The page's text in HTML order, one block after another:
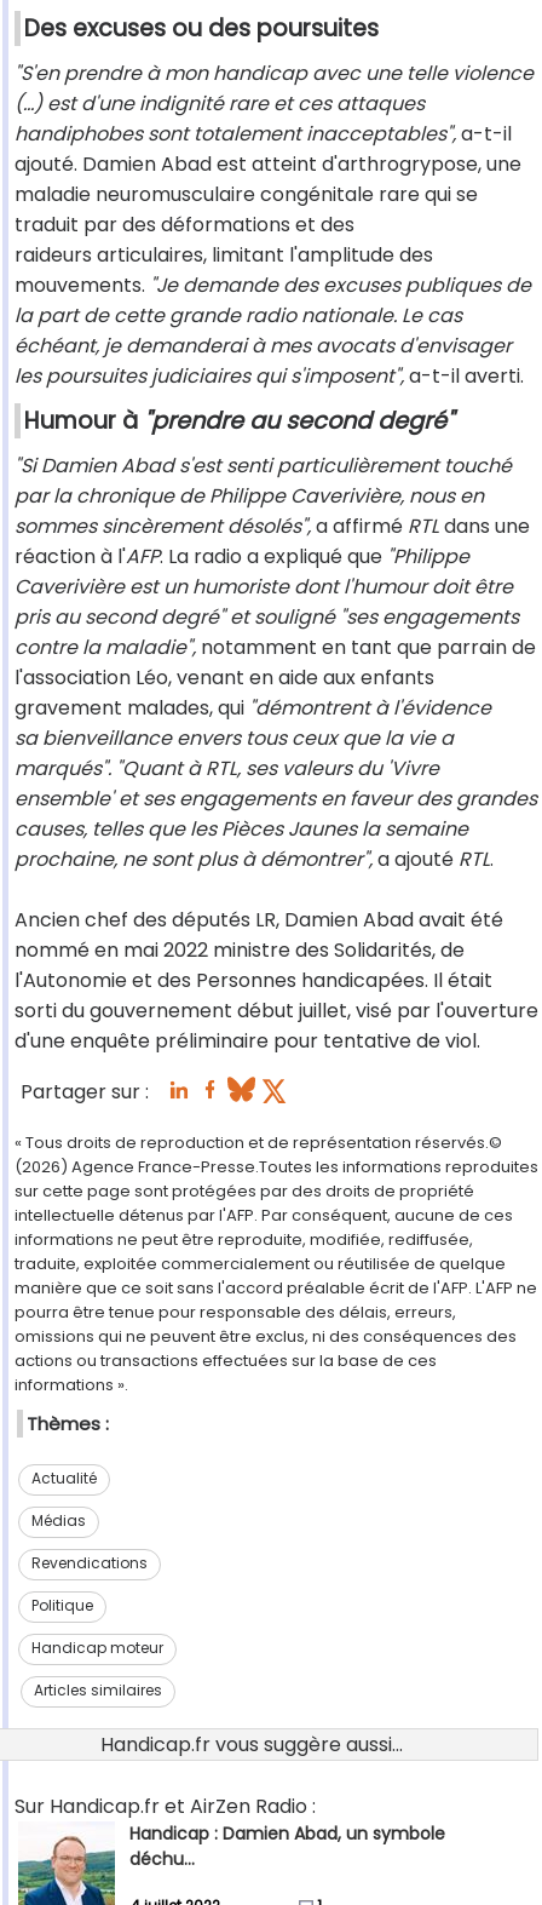
Des excuses ou des poursuites
"S'en prendre à mon handicap avec une telle violence
(...) est d'une indignité rare et ces attaques
handiphobes sont totalement inacceptables",a-t-il
ajouté. Damien Abad est atteint d'arthrogrypose, une
maladie neuromusculaire congénitale rare qui se
traduit par des déformations et des
raideurs articulaires, limitant l'amplitude des
mouvements. "Je demande des excuses publiques de
la part de cette grande radio nationale. Le cas
échéant, je demanderai à mes avocats d'envisager
les poursuites judiciaires qui s'imposent",a-t-il averti.
Humour à "prendre au second degré"
"Si Damien Abad s'est senti particulièrement touché
par la chronique de Philippe Caverivière, nous en
sommes sincèrement désolés",a affirmé RTLdans une
réaction à l'AFP. La radio a expliqué que "Philippe
Caverivière est un humoriste dont l'humour doit être
pris au second degré" et souligné "ses engagements
contre la maladie", notamment en tant que parrain de
l'association Léo, venant en aide aux enfants
gravement malades, qui "démontrent à l'évidence
sa bienveillance envers tous ceux que la vie a
marqués". "Quant à RTL, ses valeurs du 'Vivre
ensemble' et ses engagements en faveur des grandes
causes, telles que les Pièces Jaunes la semaine
prochaine, ne sont plus à démontrer",a ajouté RTL.
Ancien chef des députés LR, Damien Abad avait été
nommé en mai 2022 ministre des Solidarités, de
l'Autonomie et des Personnes handicapées. Il était
sorti du gouvernement début juillet, visé par l'ouverture
d'une enquête préliminaire pour tentative de viol.
Partager sur :
« Tous droits de reproduction et de représentation réservés.©
(2026) Agence France-Presse.Toutes les informations reproduites
sur cette page sont protégées par des droits de propriété
intellectuelle détenus par l'AFP. Par conséquent, aucune de ces
informations ne peut être reproduite, modifiée, rediffusée,
traduite, exploitée commercialement ou réutilisée de quelque
manière que ce soit sans l'accord préalable écrit de l'AFP. L'AFP ne
pourra être tenue pour responsable des délais, erreurs,
omissions qui ne peuvent être exclus, ni des conséquences des
actions ou transactions effectuées sur la base de ces
informations ».
Thèmes :
Actualité
Médias
Revendications
Politique
Handicap moteur
Articles similaires
Handicap.fr vous suggère aussi...
Sur Handicap.fr et AirZen Radio :
Handicap : Damien Abad, un symbole
déchu...